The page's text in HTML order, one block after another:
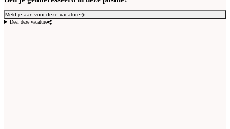
Meld je aan voor deze vacature
Deel deze vacature